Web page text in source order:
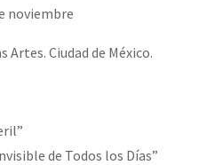
noviembre
Artes. Ciudad de México.
de Todos los Días”